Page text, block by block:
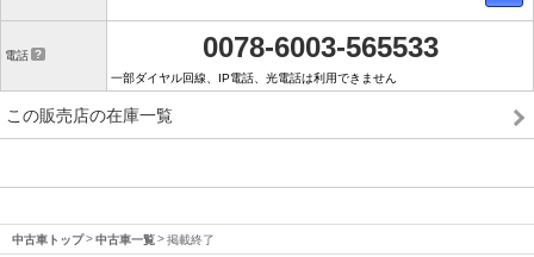
電話 0078-6003-565533
一部ダイヤル回線、IP電話、光電話は利用できません
この販売店の在庫一覧
中古車トップ 中古車一覧 掲載終了